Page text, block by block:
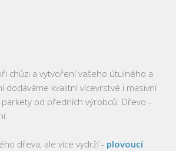
chůzi a vytvoření vašeho útulného a
dodáváme kvalitní vícevrstvé i masivní
parkety od předních výrobců. Dřevo -
dřeva, ale více vydrží - plovoucí